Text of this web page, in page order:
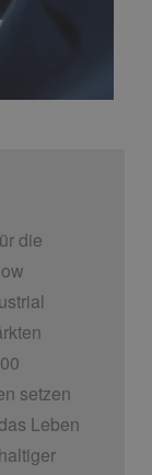
die
setzen
Leben